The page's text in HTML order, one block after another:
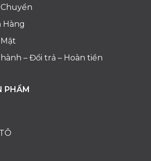
Hàng
– Đổi trả – Hoàn tiền
PHẨM